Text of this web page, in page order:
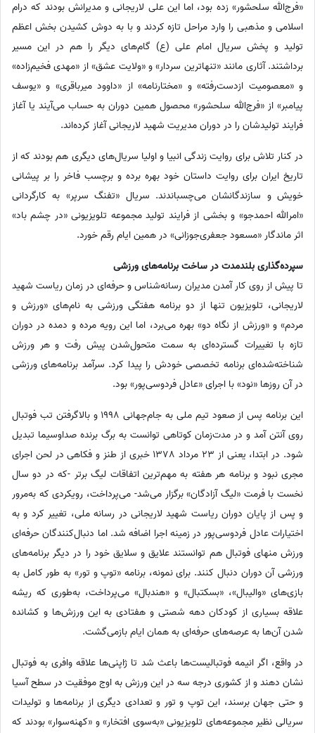
«فرج‌الله سلحشور» ‌زده بود، اما این علی لاریجانی و مدیرانش بودند که درام
اسلامی و مذهبی را وارد مراحل تازه کردند و با به دوش کشیدن بخش اعظم
تولید و پخش سریال امام علی (ع) گام‌های دیگر را هم در این مسیر
برداشتند. آثاری مانند «تنهاترین سردار» و «ولایت عشق» از «مهدی فخیم‌زاده»
و «معصومیت ازدست‌رفته» و «مختارنامه» از «داوود میرباقری» و «یوسف
پیامبر» از «فرج‌الله سلحشور» محصول همین دوران به حساب می‌آیند یا آغاز
فرایند تولیدشان را در دوران مدیریت شهید لاریجانی آغاز کرده‌اند.
در کنار تلاش برای روایت زندگی انبیا و اولیا سریال‌های دیگری هم بودند که از
تاریخ ایران برای روایت داستان خود بهره برده و برچسب فاخر را بر پیشانی
خویش و سازندگانشان می‌چسباندند. سریال «تفنگ سرپر» به کارگردانی
«امرالله احمدجو» و بخشی از فرایند تولید مجموعه تلویزیونی «در چشم باد»
اثر ماندگار «مسعود جعفری‌جوزانی» در همین ایام رقم خورد.
سپرده‌گذاری بلندمدت در ساخت برنامه‌های ورزشی
تا پیش از روی کار آمدن مدیران رسانه‌شناس و حرفه‌ای در زمان ریاست شهید
لاریجانی، تلویزیون تنها از دو برنامه هفتگی ورزشی به نام‌های «ورزش و
مردم» و «ورزش از نگاه دو» بهره می‌برد، اما این رویه مرده و دمده در دوران
تازه با تغییرات گسترده‌ای به سمت متحول‌شدن پیش رفت و هر ورزش
شناخته‌شده‌ای برنامه تخصصی خودش را پیدا کرد. سرآمد برنامه‌های ورزشی
در آن روزها «نود» با اجرای «عادل فردوسی‌پور» بود.
این برنامه پس از صعود تیم ملی به جام‌جهانی 1998 و بالاگرفتن تب فوتبال
روی آنتن آمد و در مدت‌زمان کوتاهی توانست به برگ برنده صداوسیما تبدیل
شود. در ابتدا، یعنی از 23 مرداد 1378 خبری از طنز و فکاهی در لحن اجرای
مجری نبود و برنامه هر هفته به مهم‌ترین اتفاقات لیگ برتر -که در دو سال
نخست با فرمت «لیگ آزادگان» برگزار می‌شد- می‌پرداخت، رویکردی که به‌مرور
و پس از پایان دوران ریاست شهید لاریجانی در رسانه ملی، تغییر کرد و به
اختیارات عادل فردوسی‌پور در زمینه اجرا اضافه شد. اما دنبال‌کنندگان حرفه‌ای
ورزش منهای فوتبال هم توانستند علایق و سلایق خود را در دیگر برنامه‌های
ورزشی آن دوران دنبال کنند. برای نمونه، برنامه «توپ و تور» به طور کامل به
بازی‌های «والیبال»، «بسکتبال» و «هندبال» می‌پرداخت، به‌طوری که ریشه
علاقه بسیاری از کودکان دهه شصتی و هفتادی به این ورزش‌ها و کشانده
شدن آن‌ها به عرصه‌های حرفه‌ای به همان ایام بازمی‌گشت.
در واقع، اگر انیمه فوتبالیست‌ها باعث شد تا ژاپنی‌ها علاقه وافری به فوتبال
نشان دهند و از کشوری درجه سه در این ورزش به اوج موفقیت در سطح آسیا
و حتی جهان برسند، این توپ و تور و تعدادی دیگری از برنامه‌ها و تولیدات
سریالی نظیر مجموعه‌های تلویزیونی «به‌سوی افتخار» و «کهنه‌سوار» بودند که